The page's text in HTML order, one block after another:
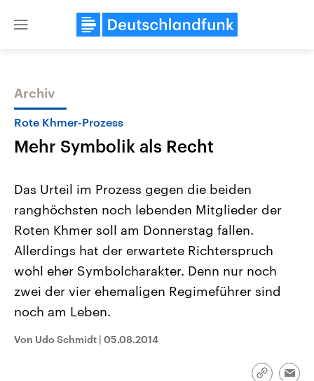
Close
Themen
Landtagswahl Sachsen-Anhalt
2026
Alle Informationen
Sachsen-Anhalt wählt am 6.
September 2026 einen neuen
Landtag. Seit 2021 wird das
Bundesland von einer Koalition aus
Umfragen, Prognosen,
Wahlprogramme, aktuelle Berichte
USA
Aktuelle Beiträge,
Hintergründe
Wirtschaftlich und
gehören die Vereinigten
den mächtigsten Ländern
Archiv
Rote Khmer-Prozess
Mehr Symbolik als Recht
Das Urteil im Prozess gegen die beiden
ranghöchsten noch lebenden Mitglieder der
Roten Khmer soll am Donnerstag fallen.
Allerdings hat der erwartete Richterspruch
wohl eher Symbolcharakter. Denn nur noch
zwei der vier ehemaligen Regimeführer sind
noch am Leben.
Von Udo Schmidt | 05.08.2014
Link